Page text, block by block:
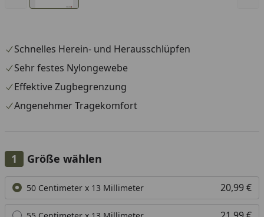
Schnelles Herein- und Herausschlüpfen
Sehr festes Nylongewebe
Effektive Zugbegrenzung
Angenehmer Tragekomfort
Größe wählen
Alle anzeigen (2)
50 Centimeter x 13 Millimeter 20,99 €